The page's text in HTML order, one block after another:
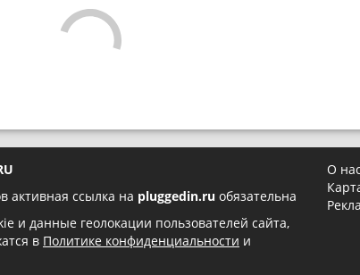
активная ссылка на pluggedin.ru обязательна
и данные геолокации пользователей сайта,
в Политике конфиденциальности и
О нас